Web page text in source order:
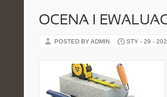
OCENA I
POSTED BY ADMIN STY - 29 -